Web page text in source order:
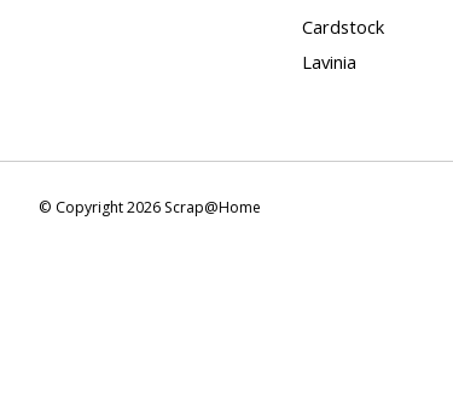
Cardstock
Lavinia
© Copyright 2026 Scrap@Home